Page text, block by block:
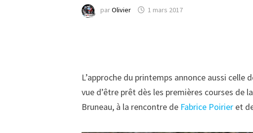
parOlivier 1 mars 2017
L’approche du printemps annonce aussi
vue d’être prêt dès les premières courses de
Bruneau, à la rencontre de Fabrice Poirier et